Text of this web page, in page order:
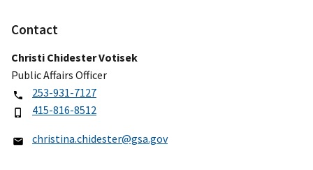
Contact
Christi Chidester Votisek
Public Affairs Officer
253-931-7127
415-816-8512
christina.chidester@gsa.gov